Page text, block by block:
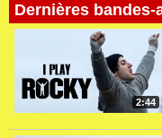
Dernières bandes-
2:44